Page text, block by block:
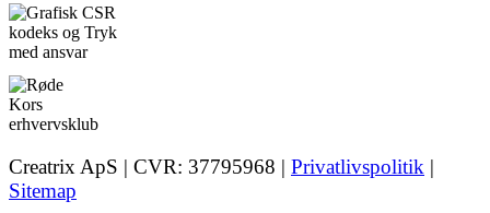
Creatrix ApS | CVR: 37795968 | Privatlivspolitik |
Sitemap